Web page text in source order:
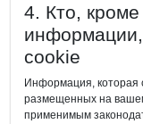
4. Кто,
cookie
Информация,
размещенных на вашем
применимым